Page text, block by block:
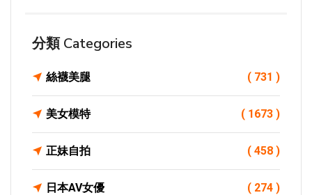
分類 Categories
絲襪美腿 ( 731 )
美女模特 ( 1673 )
正妹自拍 ( 458 )
日本AV女優 ( 274 )